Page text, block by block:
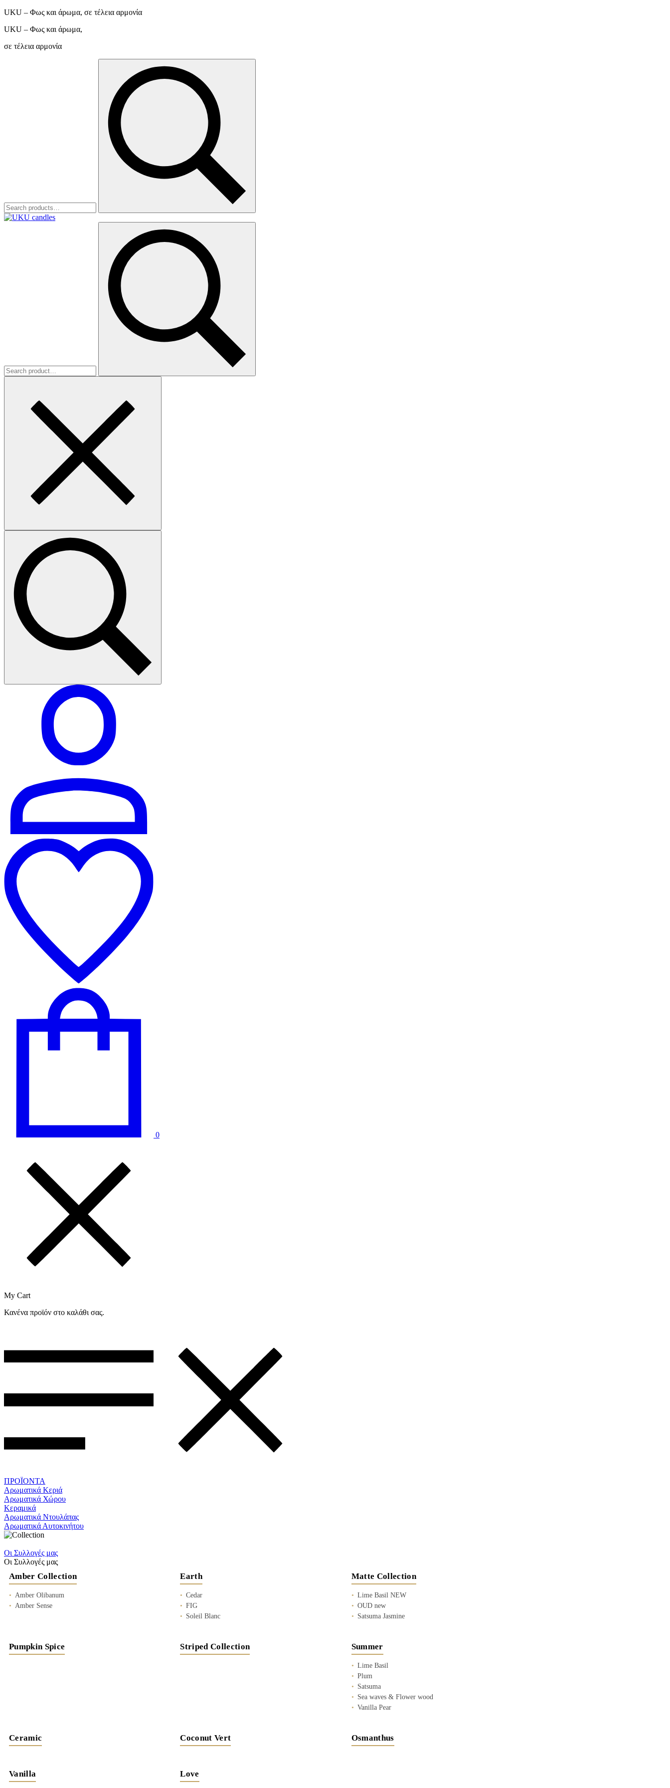
UKU – Φως και άρωμα, σε τέλεια αρμονία
UKU – Φως και άρωμα,
σε τέλεια αρμονία
0
My Cart
Κανένα προϊόν στο καλάθι σας.
ΠΡΟΪΟΝΤΑ
Αρωματικά Κεριά
Αρωματικά Χώρου
Κεραμικά
Αρωματικά Ντουλάπας
Αρωματικά Αυτοκινήτου
Οι Συλλογές μας
Οι Συλλογές μας
Amber Collection
Amber Olibanum
Amber Sense
Earth
Cedar
FIG
Soleil Blanc
Matte Collection
Lime Basil NEW
OUD new
Satsuma Jasmine
Pumpkin Spice Striped Collection Summer
Lime Basil
Plum
Satsuma
Sea waves & Flower wood
Vanilla Pear
Ceramic Coconut Vert Osmanthus
Vanilla Love